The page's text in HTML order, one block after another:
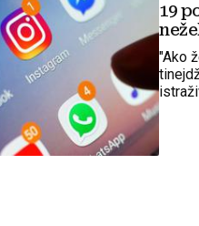
19
"Ako